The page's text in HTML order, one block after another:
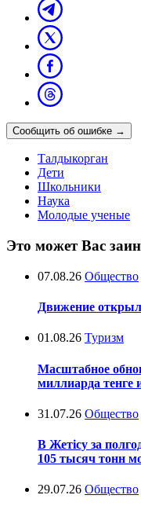
Сообщить об ошибке →
Талдыкорган
Дети
Школьники
Наука
Молодые ученые
Это может Вас
07.08.26 Общество
Движение
01.08.26 Туризм
Масштабное
миллиарда тенге
31.07.26 Общество
В Жетісу за
105 тысяч тонн
29.07.26 Общество